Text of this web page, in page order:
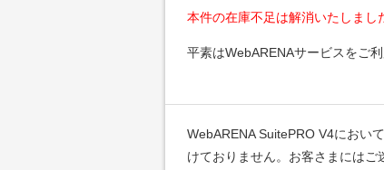
本件の在庫不足は解消いたしまし
平素はWebARENAサービスをご
WebARENA SuitePRO V4におい
けておりません。お客さまにはご